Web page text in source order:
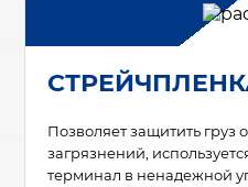
Позволяет защитить груз
загрязнений,
терминал в ненадежной